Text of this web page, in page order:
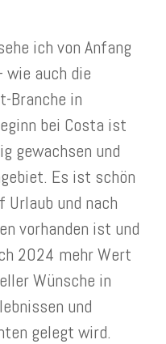
ich von Anfang
auch die
Branche in
bei Costa ist
gewachsen und
Es ist schön
Urlaub und nach
vorhanden ist und
2024 mehr Wert
Wünsche in
und
gelegt wird.